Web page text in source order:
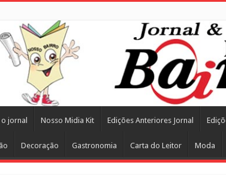
jornal Nosso Midia Kit Edições Anteriores Jornal
Decoração Gastronomia Carta do Leitor Moda